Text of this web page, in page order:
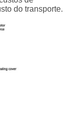
do transporte.